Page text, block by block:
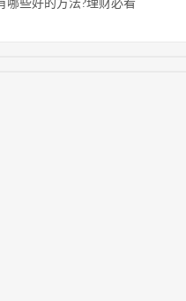
哪些好的方法?理财必看